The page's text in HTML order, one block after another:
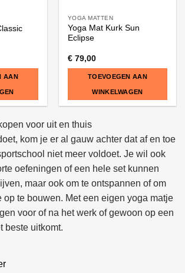
AAN
YOGA MATTEN
Yoga Mat Kurk Sun
Eclipse
€79,00
TOEVOEGEN AAN
WINKELWAGEN
voor uit en thuis
kom je er al gauw achter dat af en toe
niet meer voldoet. Je wil ook
oefeningen of een hele set kunnen
maar ook om te ontspannen of om
op te bouwen. Met een eigen yoga matje
voor of na het werk of gewoon op een
beste uitkomt.